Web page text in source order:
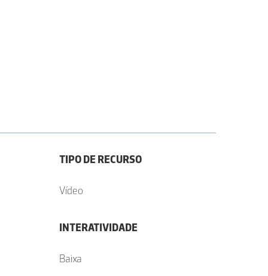
TIPO DE RECURSO
Vídeo
INTERATIVIDADE
Baixa